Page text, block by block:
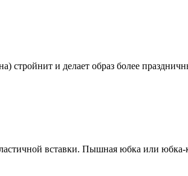
стройнит и делает образ более
эластичной вставки. Пышная юбка или